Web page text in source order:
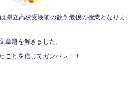
立高校受験前の数学最後の授業となりま
章題を解きました。
ことを信じてガンバレ！！